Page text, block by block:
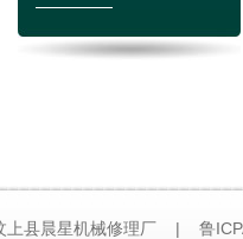
上县晨星机械修理厂 | 鲁